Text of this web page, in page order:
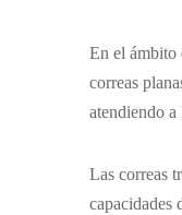
En el ámbito
correas
atendiendo a
Las correas
capacidades